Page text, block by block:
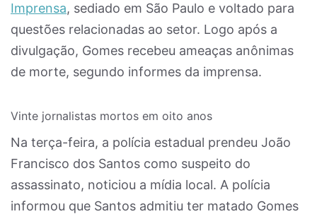
Imprensa, sediado em São Paulo e voltado para
questões relacionadas ao setor. Logo após a
divulgação, Gomes recebeu ameaças anônimas
de morte, segundo informes da imprensa.
Vinte jornalistas mortos em oito anos
Na terça-feira, a polícia estadual prendeu João
Francisco dos Santos como suspeito do
assassinato, noticiou a mídia local. A polícia
informou que Santos admitiu ter matado Gomes